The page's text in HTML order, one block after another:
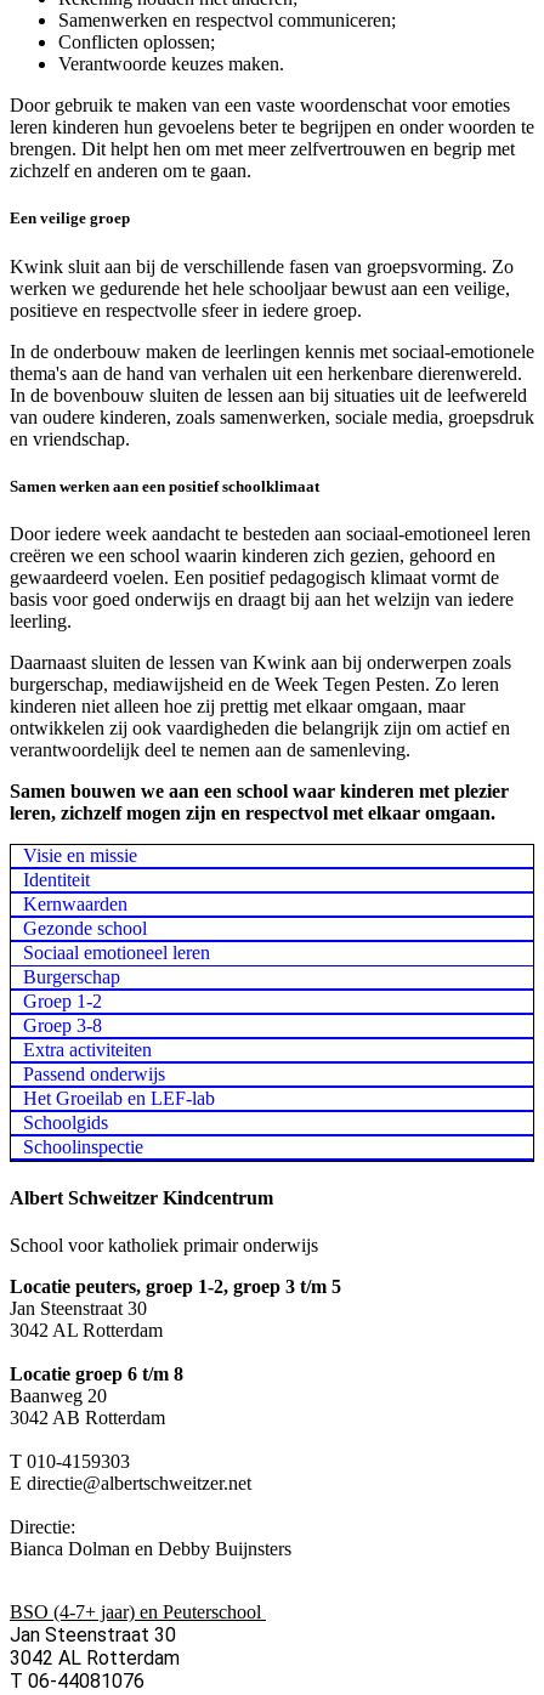
Samenwerken en respectvol communiceren;
Conflicten oplossen;
Verantwoorde keuzes maken.
Door gebruik te maken van een vaste woordenschat voor emoties
leren kinderen hun gevoelens beter te begrijpen en onder woorden te
brengen. Dit helpt hen om met meer zelfvertrouwen en begrip met
zichzelf en anderen om te gaan.
Een veilige groep
Kwink sluit aan bij de verschillende fasen van groepsvorming. Zo
werken we gedurende het hele schooljaar bewust aan een veilige,
positieve en respectvolle sfeer in iedere groep.
In de onderbouw maken de leerlingen kennis met sociaal-emotionele
thema's aan de hand van verhalen uit een herkenbare dierenwereld.
In de bovenbouw sluiten de lessen aan bij situaties uit de leefwereld
van oudere kinderen, zoals samenwerken, sociale media, groepsdruk
en vriendschap.
Samen werken aan een positief schoolklimaat
Door iedere week aandacht te besteden aan sociaal-emotioneel leren
creëren we een school waarin kinderen zich gezien, gehoord en
gewaardeerd voelen. Een positief pedagogisch klimaat vormt de
basis voor goed onderwijs en draagt bij aan het welzijn van iedere
leerling.
Daarnaast sluiten de lessen van Kwink aan bij onderwerpen zoals
burgerschap, mediawijsheid en de Week Tegen Pesten. Zo leren
kinderen niet alleen hoe zij prettig met elkaar omgaan, maar
ontwikkelen zij ook vaardigheden die belangrijk zijn om actief en
verantwoordelijk deel te nemen aan de samenleving.
Samen bouwen we aan een school waar kinderen met plezier
leren, zichzelf mogen zijn en respectvol met elkaar omgaan.
Visie en missie
Identiteit
Kernwaarden
Gezonde school
Sociaal emotioneel leren
Burgerschap
Groep 1-2
Groep 3-8
Extra activiteiten
Passend onderwijs
Het Groeilab en LEF-lab
Schoolgids
Schoolinspectie
Albert Schweitzer Kindcentrum
School voor katholiek primair onderwijs
Locatie peuters, groep 1-2, groep 3 t/m 5
Jan Steenstraat 30
3042 AL Rotterdam
Locatie groep 6 t/m 8
Baanweg 20
3042 AB Rotterdam
T 010-4159303
E directie@albertschweitzer.net
Directie:
Bianca Dolman en Debby Buijnsters
BSO (4-7+ jaar) en Peuterschool
Jan Steenstraat 30
3042 AL Rotterdam
T 06-44081076